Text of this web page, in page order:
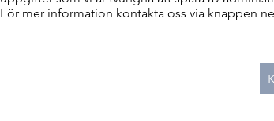
För mer information kontakta oss via knappen